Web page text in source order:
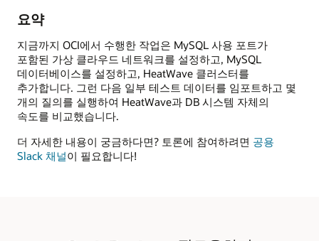
요약
지금까지 OCI에서 수행한 작업은 MySQL 사용 포트가
포함된 가상 클라우드 네트워크를 설정하고, MySQL
데이터베이스를 설정하고, HeatWave 클러스터를
추가합니다. 그런 다음 일부 테스트 데이터를 임포트하고 몇
개의 질의를 실행하여 HeatWave과 DB 시스템 자체의
속도를 비교했습니다.
더 자세한 내용이 궁금하다면? 토론에 참여하려면 공용
Slack 채널이 필요합니다!